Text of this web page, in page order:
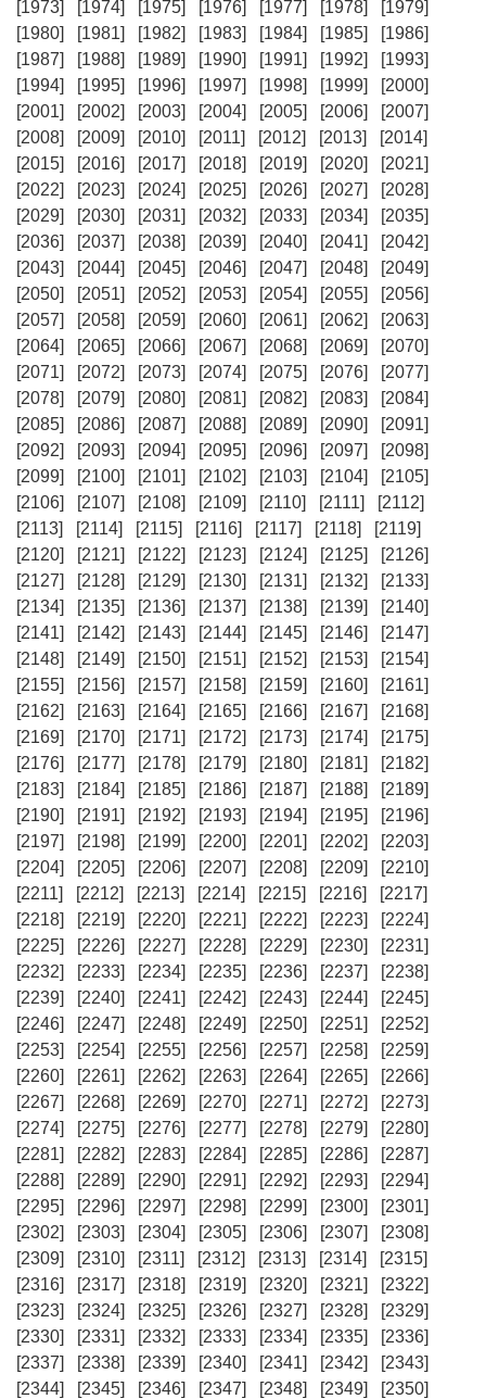
[1973] [1974] [1975] [1976] [1977] [1978]
[1979]
[1980]
[1981] [1982] [1983] [1984] [1985]
[1986]
[1987]
[1988] [1989] [1990] [1991] [1992]
[1993]
[1994]
[1995] [1996] [1997] [1998] [1999]
[2000]
[2001]
[2002] [2003] [2004] [2005] [2006]
[2007]
[2008]
[2009] [2010] [2011] [2012] [2013]
[2014]
[2015]
[2016] [2017] [2018] [2019] [2020]
[2021]
[2022]
[2023] [2024] [2025] [2026] [2027]
[2028]
[2029]
[2030] [2031] [2032] [2033] [2034]
[2035]
[2036]
[2037] [2038] [2039] [2040] [2041]
[2042]
[2043]
[2044] [2045] [2046] [2047] [2048]
[2049]
[2050]
[2051] [2052] [2053] [2054] [2055]
[2056]
[2057]
[2058] [2059] [2060] [2061] [2062]
[2063]
[2064]
[2065] [2066] [2067] [2068] [2069]
[2070]
[2071]
[2072] [2073] [2074] [2075] [2076]
[2077]
[2078]
[2079] [2080] [2081] [2082] [2083]
[2084]
[2085]
[2086] [2087] [2088] [2089] [2090]
[2091]
[2092]
[2093] [2094] [2095] [2096] [2097]
[2098]
[2099]
[2100] [2101] [2102] [2103] [2104]
[2105]
[2106]
[2107] [2108] [2109] [2110] [2111]
[2112]
[2113]
[2114] [2115] [2116] [2117] [2118]
[2119]
[2120]
[2121] [2122] [2123] [2124] [2125]
[2126]
[2127]
[2128] [2129] [2130] [2131] [2132]
[2133]
[2134]
[2135] [2136] [2137] [2138] [2139]
[2140]
[2141]
[2142] [2143] [2144] [2145] [2146]
[2147]
[2148]
[2149] [2150] [2151] [2152] [2153]
[2154]
[2155]
[2156] [2157] [2158] [2159] [2160]
[2161]
[2162]
[2163] [2164] [2165] [2166] [2167]
[2168]
[2169]
[2170] [2171] [2172] [2173] [2174]
[2175]
[2176]
[2177] [2178] [2179] [2180] [2181]
[2182]
[2183]
[2184] [2185] [2186] [2187] [2188]
[2189]
[2190]
[2191] [2192] [2193] [2194] [2195]
[2196]
[2197]
[2198] [2199] [2200] [2201] [2202]
[2203]
[2204]
[2205] [2206] [2207] [2208] [2209]
[2210]
[2211]
[2212] [2213] [2214] [2215] [2216]
[2217]
[2218]
[2219] [2220] [2221] [2222] [2223]
[2224]
[2225]
[2226] [2227] [2228] [2229] [2230]
[2231]
[2232]
[2233] [2234] [2235] [2236] [2237]
[2238]
[2239]
[2240] [2241] [2242] [2243] [2244]
[2245]
[2246]
[2247] [2248] [2249] [2250] [2251]
[2252]
[2253]
[2254] [2255] [2256] [2257] [2258]
[2259]
[2260]
[2261] [2262] [2263] [2264] [2265]
[2266]
[2267]
[2268] [2269] [2270] [2271] [2272]
[2273]
[2274]
[2275] [2276] [2277] [2278] [2279]
[2280]
[2281]
[2282] [2283] [2284] [2285] [2286]
[2287]
[2288]
[2289] [2290] [2291] [2292] [2293]
[2294]
[2295]
[2296] [2297] [2298] [2299] [2300]
[2301]
[2302]
[2303] [2304] [2305] [2306] [2307]
[2308]
[2309]
[2310] [2311] [2312] [2313] [2314]
[2315]
[2316]
[2317] [2318] [2319] [2320] [2321]
[2322]
[2323]
[2324] [2325] [2326] [2327] [2328]
[2329]
[2330]
[2331] [2332] [2333] [2334] [2335]
[2336]
[2337]
[2338] [2339] [2340] [2341] [2342]
[2343]
[2344]
[2345] [2346] [2347] [2348] [2349]
[2350]